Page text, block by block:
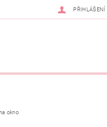
PŘIHLÁŠENÍ
okno